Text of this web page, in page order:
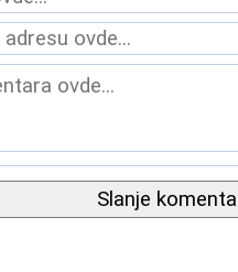
Slanje